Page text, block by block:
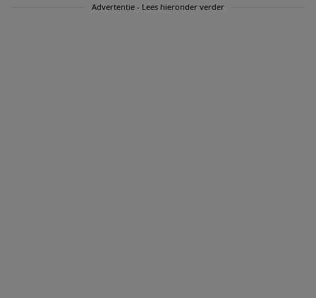
Advertentie - Lees hieronder verder